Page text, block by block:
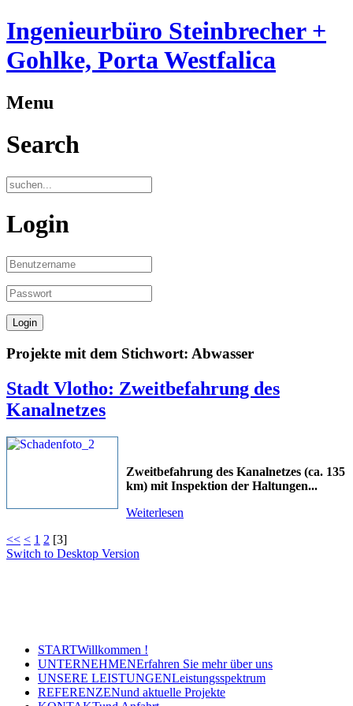
Ingenieurbüro Steinbrecher +
Gohlke, Porta Westfalica
Menu
Search
Login
Projekte mit dem Stichwort: Abwasser
Stadt Vlotho: Zweitbefahrung des
Kanalnetzes
Zweitbefahrung des Kanalnetzes (ca. 135
km) mit Inspektion der Haltungen...
Weiterlesen
<< < 1 2 [3]
Switch to Desktop Version
STARTWillkommen !
UNTERNEHMENErfahren Sie mehr über uns
UNSERE LEISTUNGENLeistungsspektrum
REFERENZENund aktuelle Projekte